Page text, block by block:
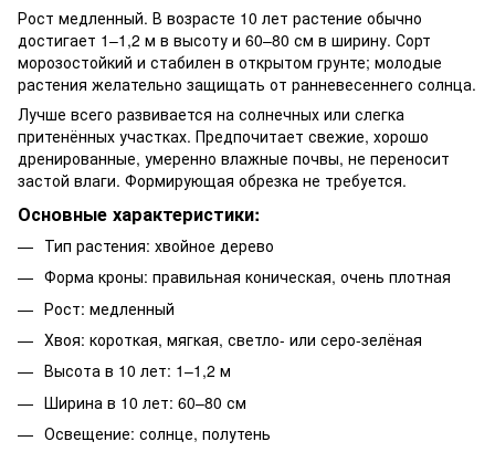
Рост медленный. В возрасте 10 лет растение обычно
достигает 1–1,2 м в высоту и 60–80 см в ширину. Сорт
морозостойкий и стабилен в открытом грунте; молодые
растения желательно защищать от ранневесеннего солнца.
Лучше всего развивается на солнечных или слегка
притенённых участках. Предпочитает свежие, хорошо
дренированные, умеренно влажные почвы, не переносит
застой влаги. Формирующая обрезка не требуется.
Основные характеристики:
Тип растения: хвойное дерево
Форма кроны: правильная коническая, очень плотная
Рост: медленный
Хвоя: короткая, мягкая, светло- или серо-зелёная
Высота в 10 лет: 1–1,2 м
Ширина в 10 лет: 60–80 см
Освещение: солнце, полутень